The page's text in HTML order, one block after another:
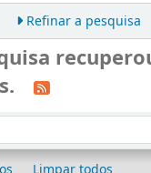
Refinar a pesquisa